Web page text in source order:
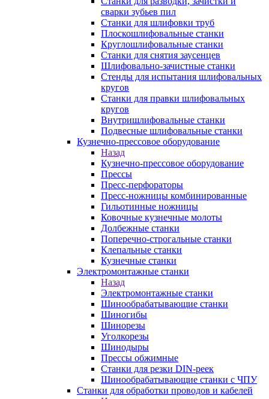
сварки зубьев пил
Станки для шлифовки труб
Плоскошлифовальные станки
Круглошлифовальные станки
Станки для снятия заусенцев
Шлифовально-зачистные станки
Стенды для испытания шлифовальных
кругов
Станки для правки шлифовальных
кругов
Внутришлифовальные станки
Подвесные шлифовальные станки
Кузнечно-прессовое оборудование
Назад
Кузнечно-прессовое оборудование
Прессы
Пресс-перфораторы
Пресс-ножницы комбинированные
Гильотинные ножницы
Ковочные кузнечные молоты
Долбежные станки
Поперечно-строгальные станки
Клепальные станки
Кузнечные станки
Электромонтажные станки
Назад
Электромонтажные станки
Шинообрабатывающие станки
Шиногибы
Шинорезы
Уголкорезы
Шинодыры
Прессы обжимные
Станки для резки DIN-реек
Шинообрабатывающие станки с ЧПУ
Станки для обработки проводов и кабелей